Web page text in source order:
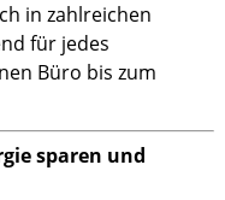
in zahlreichen
für jedes
Büro bis zum
sparen und